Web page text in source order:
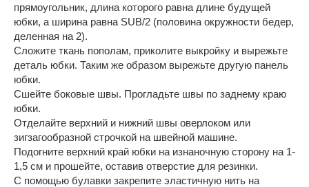
прямоугольник, длина которого равна длине будущей
юбки, а ширина равна SUB/2 (половина окружности бедер,
деленная на 2).
Сложите ткань пополам, приколите выкройку и вырежьте
деталь юбки. Таким же образом вырежьте другую панель
юбки.
Сшейте боковые швы. Прогладьте швы по заднему краю
юбки.
Отделайте верхний и нижний швы оверлоком или
зигзагообразной строчкой на швейной машине.
Подогните верхний край юбки на изнаночную сторону на 1-
1,5 см и прошейте, оставив отверстие для резинки.
С помощью булавки закрепите эластичную нить на